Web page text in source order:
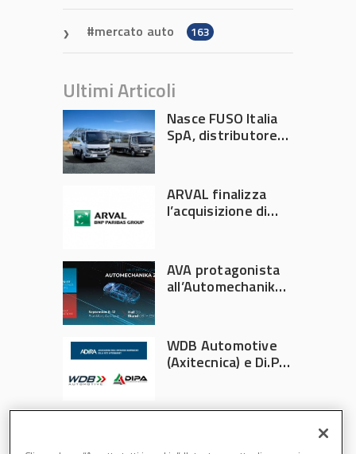
mercato auto 163
Ultimi Articoli
Nasce FUSO Italia
SpA, distributore
ARVAL finalizza
l’acquisizione di
AVA protagonista
all’Automechanika
WDB Automotive
(Axitecnica) e Di.Pa.